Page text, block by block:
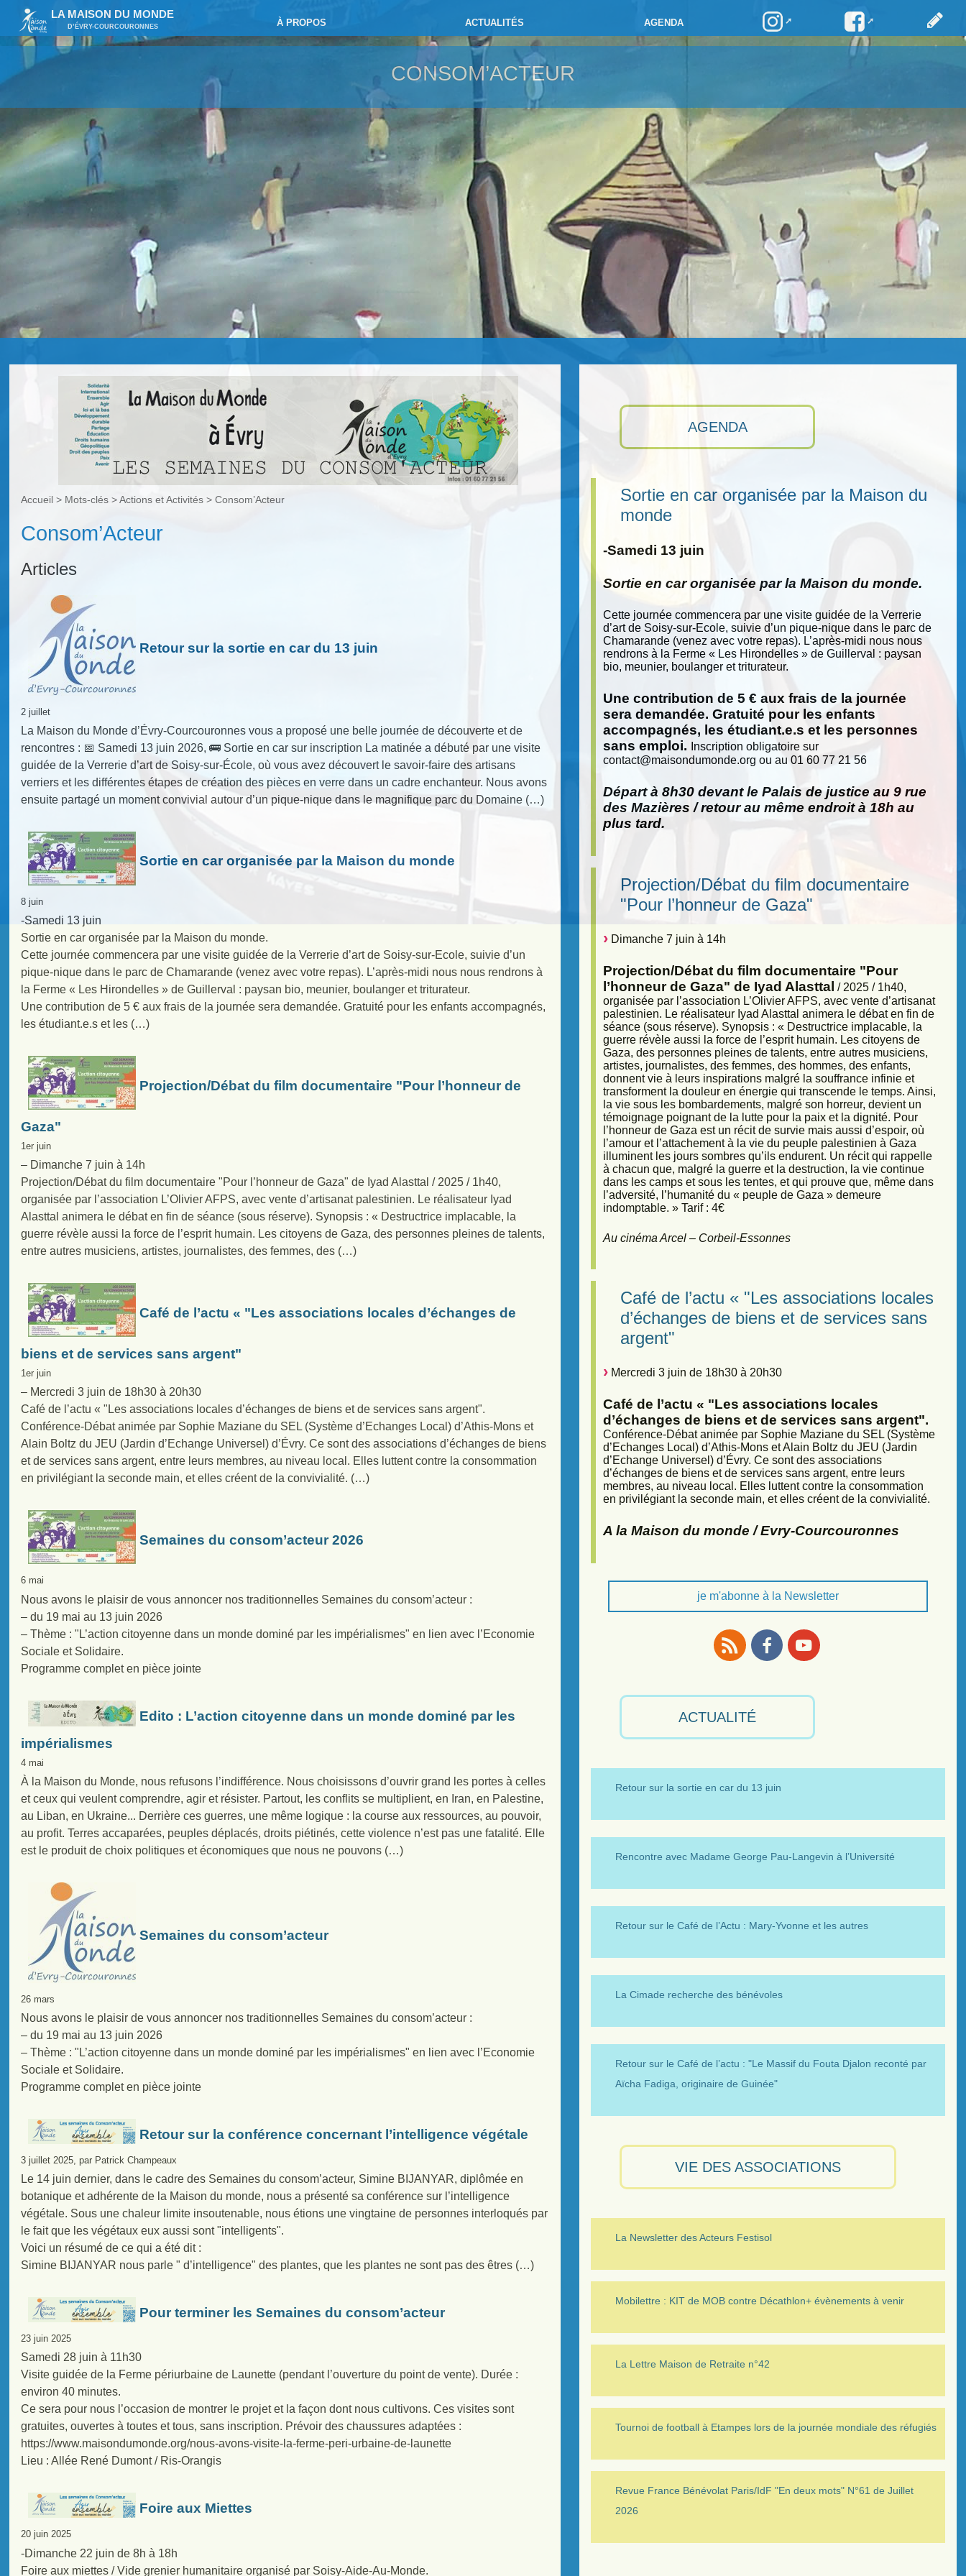
LA MAISON DU MONDE
D’ÉVRY-COURCOURONNES À PROPOS ACTUALITÉS AGENDA
CONSOM’ACTEUR
AGENDA
Sortie en car organisée par la Maison du
monde
-Samedi 13 juin
Sortie en car organisée par la Maison du monde.
Cette journée commencera par une visite guidée de la Verrerie
d’art de Soisy-sur-Ecole, suivie d’un pique-nique dans le parc de
Chamarande (venez avec votre repas). L’après-midi nous nous
rendrons à la Ferme « Les Hirondelles » de Guillerval : paysan
bio, meunier, boulanger et triturateur.
Une contribution de 5 € aux frais de la journée
sera demandée. Gratuité pour les enfants
accompagnés, les étudiant.e.s et les personnes
sans emploi.
Inscription obligatoire sur
contact@maisondumonde.org ou au 01 60 77 21 56
Départ à 8h30 devant le Palais de justice au 9 rue
des Mazières / retour au même endroit à 18h au
plus tard.
Projection/Débat du film documentaire
"Pour l’honneur de Gaza"
Dimanche 7 juin à 14h
Projection/Débat du film documentaire "Pour
l’honneur de Gaza" de Iyad Alasttal / 2025 / 1h40,
organisée par l’association L’Olivier AFPS, avec vente d’artisanat
palestinien. Le réalisateur Iyad Alasttal animera le débat en fin de
séance (sous réserve). Synopsis : « Destructrice implacable, la
guerre révèle aussi la force de l’esprit humain. Les citoyens de
Gaza, des personnes pleines de talents, entre autres musiciens,
artistes, journalistes, des femmes, des hommes, des enfants,
donnent vie à leurs inspirations malgré la souffrance infinie et
transforment la douleur en énergie qui transcende le temps. Ainsi,
la vie sous les bombardements, malgré son horreur, devient un
témoignage poignant de la lutte pour la paix et la dignité. Pour
l’honneur de Gaza est un récit de survie mais aussi d’espoir, où
l’amour et l’attachement à la vie du peuple palestinien à Gaza
illuminent les jours sombres qu’ils endurent. Un récit qui rappelle
à chacun que, malgré la guerre et la destruction, la vie continue
dans les camps et sous les tentes, et qui prouve que, même dans
l’adversité, l’humanité du « peuple de Gaza » demeure
indomptable. » Tarif : 4€
Au cinéma Arcel – Corbeil-Essonnes
Café de l’actu « "Les associations locales
d’échanges de biens et de services sans
argent"
Mercredi 3 juin de 18h30 à 20h30
Café de l’actu « "Les associations locales
d’échanges de biens et de services sans argent".
Conférence-Débat animée par Sophie Maziane du SEL (Système
d’Echanges Local) d’Athis-Mons et Alain Boltz du JEU (Jardin
d’Echange Universel) d’Évry. Ce sont des associations
d’échanges de biens et de services sans argent, entre leurs
membres, au niveau local. Elles luttent contre la consommation
en privilégiant la seconde main, et elles créent de la convivialité.
A la Maison du monde / Evry-Courcouronnes
je m'abonne à la Newsletter
ACTUALITÉ
Retour sur la sortie en car du 13 juin
Rencontre avec Madame George Pau-Langevin à l’Université
Retour sur le Café de l’Actu : Mary-Yvonne et les autres
La Cimade recherche des bénévoles
Retour sur le Café de l’actu : "Le Massif du Fouta Djalon reconté par
Aïcha Fadiga, originaire de Guinée"
VIE DES ASSOCIATIONS
La Newsletter des Acteurs Festisol
Mobilettre : KIT de MOB contre Décathlon+ évènements à venir
La Lettre Maison de Retraite n°42
Tournoi de football à Etampes lors de la journée mondiale des réfugiés
Revue France Bénévolat Paris/IdF "En deux mots" N°61 de Juillet
2026
Accueil > Mots-clés > Actions et Activités >Consom’Acteur
Consom’Acteur
Articles
Retour sur la sortie en car du 13 juin
2 juillet
La Maison du Monde d’Évry-Courcouronnes vous a proposé une belle journée de découverte et de
rencontres : 📅 Samedi 13 juin 2026, 🚌 Sortie en car sur inscription La matinée a débuté par une visite
guidée de la Verrerie d’art de Soisy-sur-École, où vous avez découvert le savoir-faire des artisans
verriers et les différentes étapes de création des pièces en verre dans un cadre enchanteur. Nous avons
ensuite partagé un moment convivial autour d’un pique-nique dans le magnifique parc du Domaine (…)
Sortie en car organisée par la Maison du monde
8 juin
-Samedi 13 juin
Sortie en car organisée par la Maison du monde.
Cette journée commencera par une visite guidée de la Verrerie d’art de Soisy-sur-Ecole, suivie d’un
pique-nique dans le parc de Chamarande (venez avec votre repas). L’après-midi nous nous rendrons à
la Ferme « Les Hirondelles » de Guillerval : paysan bio, meunier, boulanger et triturateur.
Une contribution de 5 € aux frais de la journée sera demandée. Gratuité pour les enfants accompagnés,
les étudiant.e.s et les (…)
Projection/Débat du film documentaire "Pour l’honneur de
Gaza"
1er juin
– Dimanche 7 juin à 14h
Projection/Débat du film documentaire "Pour l’honneur de Gaza" de Iyad Alasttal / 2025 / 1h40,
organisée par l’association L’Olivier AFPS, avec vente d’artisanat palestinien. Le réalisateur Iyad
Alasttal animera le débat en fin de séance (sous réserve). Synopsis : « Destructrice implacable, la
guerre révèle aussi la force de l’esprit humain. Les citoyens de Gaza, des personnes pleines de talents,
entre autres musiciens, artistes, journalistes, des femmes, des (…)
Café de l’actu « "Les associations locales d’échanges de
biens et de services sans argent"
1er juin
– Mercredi 3 juin de 18h30 à 20h30
Café de l’actu « "Les associations locales d’échanges de biens et de services sans argent".
Conférence-Débat animée par Sophie Maziane du SEL (Système d’Echanges Local) d’Athis-Mons et
Alain Boltz du JEU (Jardin d’Echange Universel) d’Évry. Ce sont des associations d’échanges de biens
et de services sans argent, entre leurs membres, au niveau local. Elles luttent contre la consommation
en privilégiant la seconde main, et elles créent de la convivialité. (…)
Semaines du consom’acteur 2026
6 mai
Nous avons le plaisir de vous annoncer nos traditionnelles Semaines du consom’acteur :
– du 19 mai au 13 juin 2026
– Thème : "L’action citoyenne dans un monde dominé par les impérialismes" en lien avec l’Economie
Sociale et Solidaire.
Programme complet en pièce jointe
Edito : L’action citoyenne dans un monde dominé par les
impérialismes
4 mai
À la Maison du Monde, nous refusons l’indifférence. Nous choisissons d’ouvrir grand les portes à celles
et ceux qui veulent comprendre, agir et résister. Partout, les conflits se multiplient, en Iran, en Palestine,
au Liban, en Ukraine... Derrière ces guerres, une même logique : la course aux ressources, au pouvoir,
au profit. Terres accaparées, peuples déplacés, droits piétinés, cette violence n’est pas une fatalité. Elle
est le produit de choix politiques et économiques que nous ne pouvons (…)
Semaines du consom’acteur
26 mars
Nous avons le plaisir de vous annoncer nos traditionnelles Semaines du consom’acteur :
– du 19 mai au 13 juin 2026
– Thème : "L’action citoyenne dans un monde dominé par les impérialismes" en lien avec l’Economie
Sociale et Solidaire.
Programme complet en pièce jointe
Retour sur la conférence concernant l’intelligence végétale
3 juillet 2025, par Patrick Champeaux
Le 14 juin dernier, dans le cadre des Semaines du consom’acteur, Simine BIJANYAR, diplômée en
botanique et adhérente de la Maison du monde, nous a présenté sa conférence sur l’intelligence
végétale. Sous une chaleur limite insoutenable, nous étions une vingtaine de personnes interloqués par
le fait que les végétaux eux aussi sont "intelligents".
Voici un résumé de ce qui a été dit :
Simine BIJANYAR nous parle " d’intelligence" des plantes, que les plantes ne sont pas des êtres (…)
Pour terminer les Semaines du consom’acteur
23 juin 2025
Samedi 28 juin à 11h30
Visite guidée de la Ferme périurbaine de Launette (pendant l’ouverture du point de vente). Durée :
environ 40 minutes.
Ce sera pour nous l’occasion de montrer le projet et la façon dont nous cultivons. Ces visites sont
gratuites, ouvertes à toutes et tous, sans inscription. Prévoir des chaussures adaptées :
https://www.maisondumonde.org/nous-avons-visite-la-ferme-peri-urbaine-de-launette
Lieu : Allée René Dumont / Ris-Orangis
Foire aux Miettes
20 juin 2025
-Dimanche 22 juin de 8h à 18h
Foire aux miettes / Vide grenier humanitaire organisé par Soisy-Aide-Au-Monde.